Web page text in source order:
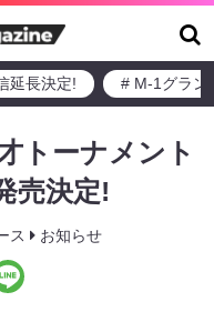
延長決定! # M-1グラン
トーナメント
売決定!
ス お知らせ